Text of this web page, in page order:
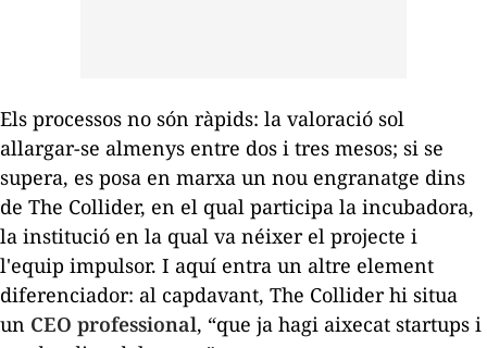
Els processos no són ràpids: la valoració sol
allargar-se almenys entre dos i tres mesos; si se
supera, es posa en marxa un nou engranatge dins
de The Collider, en el qual participa la incubadora,
la institució en la qual va néixer el projecte i
l'equip impulsor. I aquí entra un altre element
diferenciador: al capdavant, The Collider hi situa
un CEO professional, “que ja hagi aixecat startups i